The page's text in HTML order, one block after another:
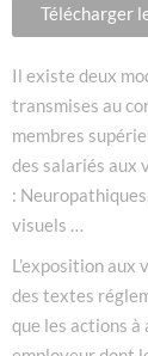
Télécharger
Il existe deux
transmises au
membres
des salariés aux
:
visuels …
L’exposition
des textes
que les actions